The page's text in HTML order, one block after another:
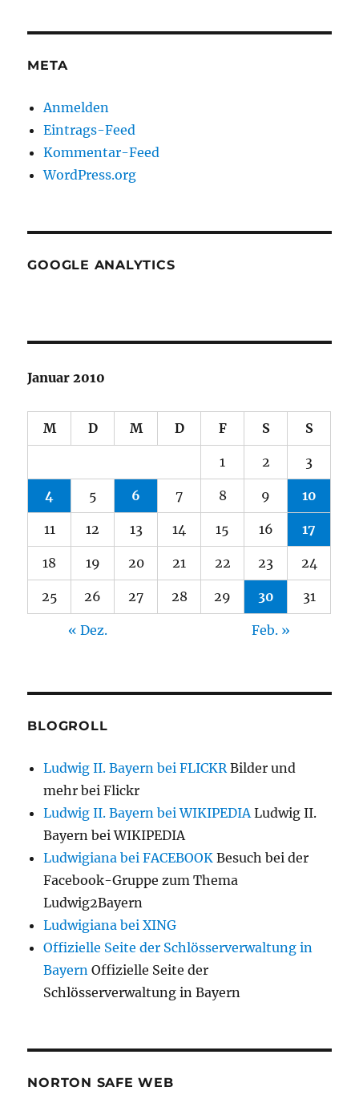
META
Anmelden
Eintrags-Feed
Kommentar-Feed
WordPress.org
GOOGLE ANALYTICS
Januar 2010
M D M D F S S
1 2 3
4 5 6 7 8 9 10
11 12 13 14 15 16 17
18 19 20 21 22 23 24
25 26 27 28 29 30 31
« Dez. Feb. »
BLOGROLL
Ludwig II. Bayern bei FLICKRBilder und
mehr bei Flickr
Ludwig II. Bayern bei WIKIPEDIALudwig II.
Bayern bei WIKIPEDIA
Ludwigiana bei FACEBOOK Besuch bei der
Facebook-Gruppe zum Thema
Ludwig2Bayern
Ludwigiana bei XING
Offizielle Seite der Schlösserverwaltung in
Bayern Offizielle Seite der
Schlösserverwaltung in Bayern
NORTON SAFE WEB